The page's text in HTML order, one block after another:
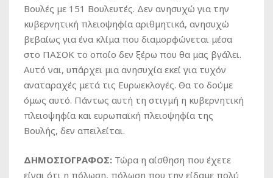
Βουλές με 151 Βουλευτές. Δεν ανησυχώ για την
κυβερνητική πλειοψηφία αριθμητικά, ανησυχώ
βεβαίως για ένα κλίμα που διαμορφώνεται μέσα
στο ΠΑΣΟΚ το οποίο δεν ξέρω που θα μας βγάλει.
Αυτό ναι, υπάρχει μια ανησυχία εκεί για τυχόν
αναταραχές μετά τις Ευρωεκλογές. Θα το δούμε
όμως αυτό. Πάντως αυτή τη στιγμή η κυβερνητική
πλειοψηφία και ευρωπαϊκή πλειοψηφία της
Βουλής, δεν απειλείται.
ΔΗΜΟΣΙΟΓΡΑΦΟΣ: Τώρα η αίσθηση που έχετε
είναι ότι η πόλωση, πόλωση που την είδαμε πολύ